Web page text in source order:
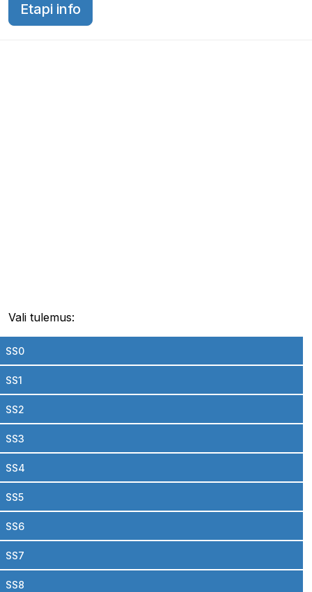
Etapi info
Vali tulemus:
SS0
SS1
SS2
SS3
SS4
SS5
SS6
SS7
SS8